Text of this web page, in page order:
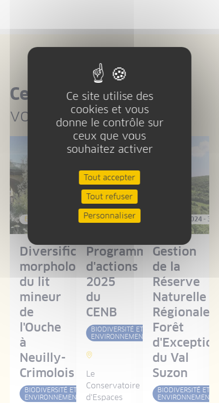
Ces projetspeuvent
vous intéresser
31 DÉC 2027 30 NOV 2025
Diversification
morphologique
du lit
mineur
de
l'Ouche
à
Neuilly-
Crimolois
BIODIVERSITÉ ET
ENVIRONNEMENT
1 JAN 2025
Programme
d'actions
2025
du
CENB
BIODIVERSITÉ ET
ENVIRONNEMENT
Le
Conservatoire
d'Espaces
1 JAN 2024- 31
Gestion
de la
Réserve
Naturelle
Régionale
Forêt
du Val
Suzon
BIODIVERSITÉ ET
ENVIRONNEMENT
Ce site utilise des
cookies et vous
donne le contrôle sur
ceux que vous
souhaitez activer
Tout accepter
Tout refuser
Personnaliser